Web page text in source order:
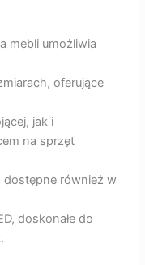
mebli umożliwia
oferujące
jak i
na sprzęt
dostępne również w
doskonałe do